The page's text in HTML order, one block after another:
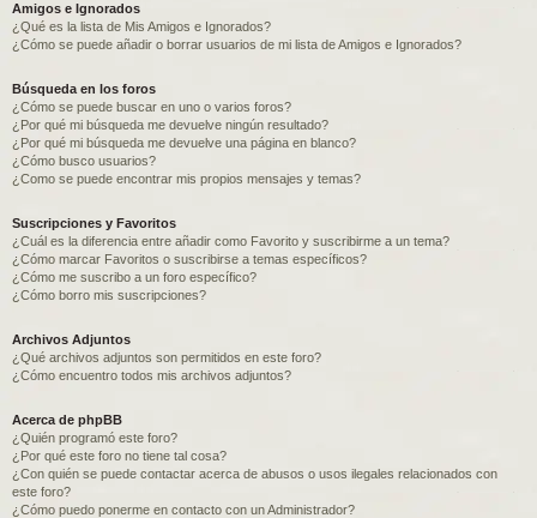
Amigos e Ignorados
¿Qué es la lista de Mis Amigos e Ignorados?
¿Cómo se puede añadir o borrar usuarios de mi lista de Amigos e Ignorados?
Búsqueda en los foros
¿Cómo se puede buscar en uno o varios foros?
¿Por qué mi búsqueda me devuelve ningún resultado?
¿Por qué mi búsqueda me devuelve una página en blanco?
¿Cómo busco usuarios?
¿Como se puede encontrar mis propios mensajes y temas?
Suscripciones y Favoritos
¿Cuál es la diferencia entre añadir como Favorito y suscribirme a un tema?
¿Cómo marcar Favoritos o suscribirse a temas específicos?
¿Cómo me suscribo a un foro específico?
¿Cómo borro mis suscripciones?
Archivos Adjuntos
¿Qué archivos adjuntos son permitidos en este foro?
¿Cómo encuentro todos mis archivos adjuntos?
Acerca de phpBB
¿Quién programó este foro?
¿Por qué este foro no tiene tal cosa?
¿Con quién se puede contactar acerca de abusos o usos ilegales relacionados con
este foro?
¿Cómo puedo ponerme en contacto con un Administrador?